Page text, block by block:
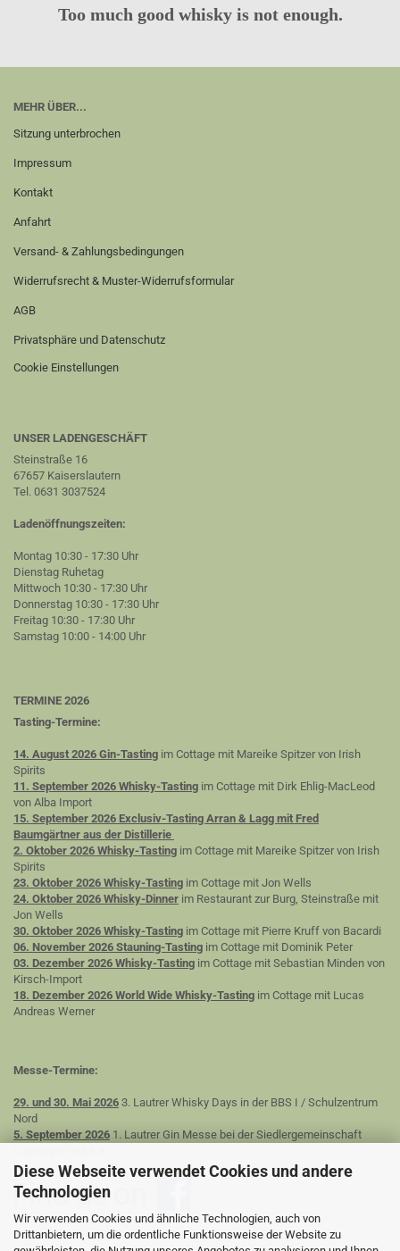
Diese Webseite verwendet Cookies und andere
Technologien
Wir verwenden Cookies und ähnliche Technologien, auch von
Drittanbietern, um die ordentliche Funktionsweise der Website zu
Too much good whisky is not enough.
MEHR ÜBER...
Sitzung unterbrochen
Impressum
Kontakt
Anfahrt
Versand- & Zahlungsbedingungen
Widerrufsrecht & Muster-Widerrufsformular
AGB
Privatsphäre und Datenschutz
Cookie Einstellungen
UNSER LADENGESCHÄFT
Steinstraße 16
67657 Kaiserslautern
Tel. 0631 3037524
Ladenöffnungszeiten:
Montag 10:30 - 17:30 Uhr
Dienstag Ruhetag
Mittwoch 10:30 - 17:30 Uhr
Donnerstag 10:30 - 17:30 Uhr
Freitag 10:30 - 17:30 Uhr
Samstag 10:00 - 14:00 Uhr
TERMINE 2026
Tasting-Termine:
14. August 2026 Gin-Tasting im Cottage mit Mareike Spitzer von Irish
Spirits
11. September 2026 Whisky-Tasting im Cottage mit Dirk Ehlig-MacLeod
von Alba Import
15. September 2026 Exclusiv-Tasting Arran & Lagg mit Fred
Baumgärtner aus der Distillerie
2. Oktober 2026 Whisky-Tasting im Cottage mit Mareike Spitzer von Irish
Spirits
23. Oktober 2026 Whisky-Tasting im Cottage mit Jon Wells
24. Oktober 2026 Whisky-Dinner im Restaurant zur Burg, Steinstraße mit
Jon Wells
30. Oktober 2026 Whisky-Tasting im Cottage mit Pierre Kruff von Bacardi
06. November 2026 Stauning-Tasting im Cottage mit Dominik Peter
03. Dezember 2026 Whisky-Tasting im Cottage mit Sebastian Minden von
Kirsch-Import
18. Dezember 2026 World Wide Whisky-Tasting im Cottage mit Lucas
Andreas Werner
Messe-Termine:
29. und 30. Mai 2026 3. Lautrer Whisky Days in der BBS I / Schulzentrum
Nord
5. September 2026 1. Lautrer Gin Messe bei der Siedlergemeinschaft